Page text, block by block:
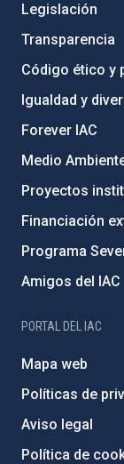
Legislación
Transparencia
Código ético y
Igualdad y
Forever IAC
Medio
Proyectos
Financiación
Programa
Amigos del IAC
PORTAL DEL IAC
Mapa web
Políticas de
Aviso legal
Política de